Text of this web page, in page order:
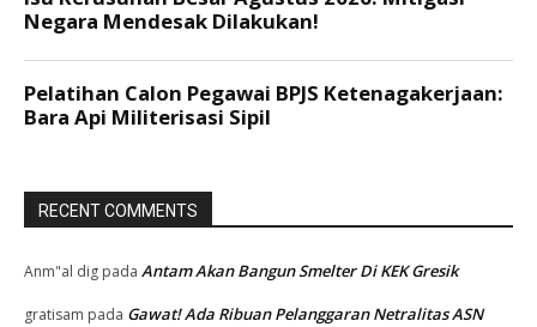
RECENT COMMENTS
Anm"al dig pada Antam Akan Bangun Smelter Di KEK Gresik
gratisam pada Gawat! Ada Ribuan Pelanggaran Netralitas ASN